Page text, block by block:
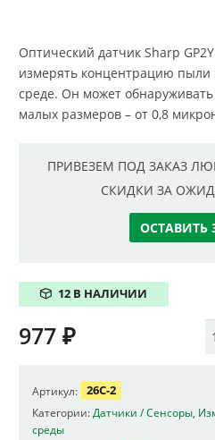
Оптический датчик Sharp
измерять концентрацию
среде. Он может
малых размеров – от 0,8
ПРИВЕЗЕМ ПОД ЗАКАЗ
СКИДКИ ЗА
ОСТАВИТЬ
12 В НАЛИЧИИ
977 ₽
Артикул: 26C-2
Категории: Датчики / Сенсоры
среды